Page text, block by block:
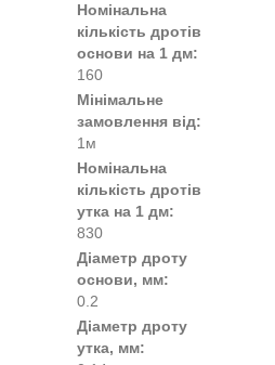
Номінальна
кількість дротів
основи на 1 дм:
160
Мінімальне
замовлення від:
1м
Номінальна
кількість дротів
утка на 1 дм:
830
Діаметр дроту
основи, мм:
0.2
Діаметр дроту
утка, мм: